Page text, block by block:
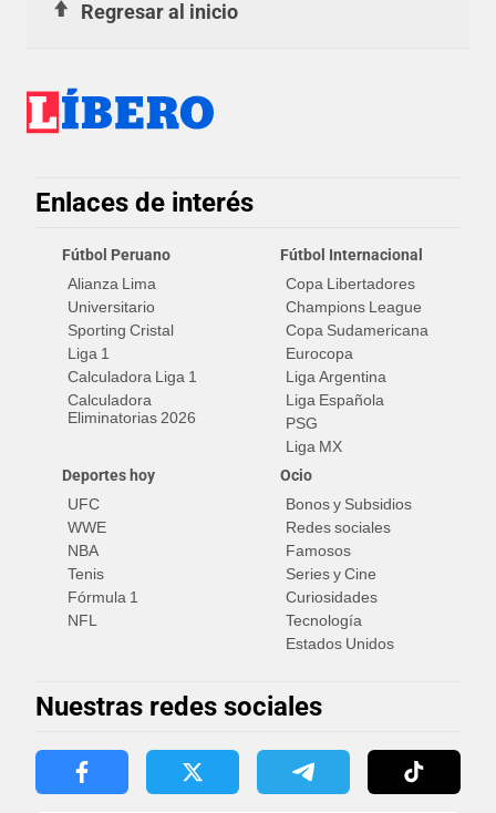
Regresar al inicio
Enlaces de interés
Fútbol Peruano
Alianza Lima
Universitario
Sporting Cristal
Liga 1
Calculadora Liga 1
Calculadora
Eliminatorias 2026
Fútbol Internacional
Copa Libertadores
Champions League
Copa Sudamericana
Eurocopa
Liga Argentina
Liga Española
PSG
Liga MX
Deportes hoy
UFC
WWE
NBA
Tenis
Fórmula 1
NFL
Ocio
Bonos y Subsidios
Redes sociales
Famosos
Series y Cine
Curiosidades
Tecnología
Estados Unidos
Nuestras redes sociales